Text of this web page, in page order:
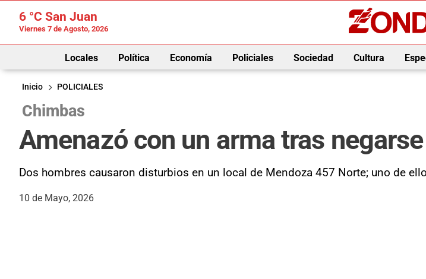
6 °C San Juan
Viernes 7 de Agosto, 2026
Locales Política Economía Policiales Sociedad Cultura
Inicio
POLICIALES
Chimbas
Amenazó con un arma tras
Dos hombres causaron disturbios en un local de Mendoza 457 Norte; uno de
10 de Mayo, 2026